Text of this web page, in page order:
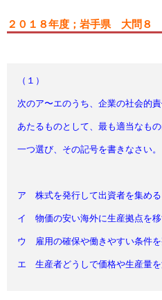
２０１８年度；岩手県 大問８
（１）
次のア〜エのうち、企業の社会的
あたるものとして、 最も適当なもの
一つ選び、その記号を書きなさい。
ア 株式を発行して出資者を集める
イ 物価の安い海外に生産拠点を移
ウ 雇用の確保や働きやすい条件を
エ 生産者どうしで価格や生産量を